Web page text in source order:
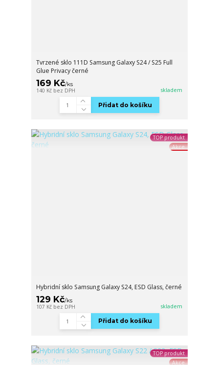
Tvrzené sklo 111D Samsung Galaxy S24 / S25 Full
Glue Privacy černé
169 Kč/ks
140 Kč bez DPH skladem
Přidat do košíku
TOP produkt
Akce
Hybridní sklo Samsung Galaxy S24, ESD Glass, černé
129 Kč/ks
107 Kč bez DPH skladem
Přidat do košíku
TOP produkt
Akce